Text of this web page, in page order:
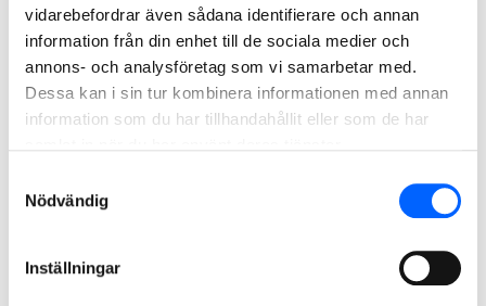
vidarebefordrar även sådana identifierare och annan
information från din enhet till de sociala medier och
annons- och analysföretag som vi samarbetar med.
Dessa kan i sin tur kombinera informationen med annan
information som du har tillhandahållit eller som de har
Nödvändig
Inställningar
Beräkna din
klimatpåverkan
Kundportal och CE-